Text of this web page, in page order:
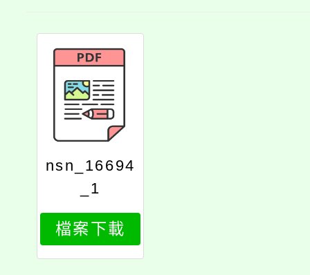
nsn_16694
_1
檔案下載